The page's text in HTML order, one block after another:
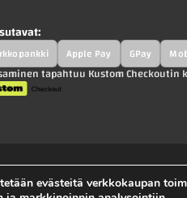
Apple Pay GPay
tapahtuu Kustom Checkoutin
Parts.fi - Kah-Trucks.fi -
evästeitä verkkokaupan